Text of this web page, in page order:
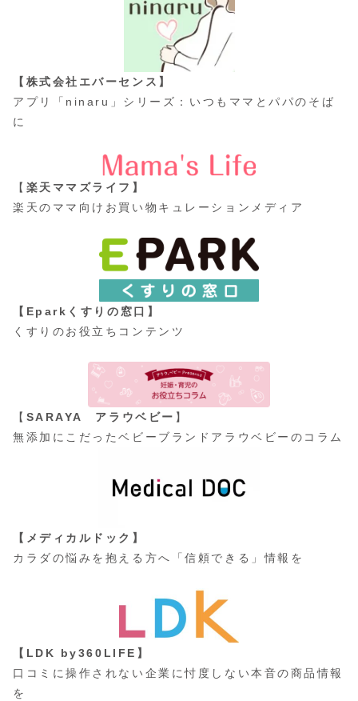
【株式会社エバーセンス】
アプリ「ninaru」シリーズ：いつもママとパパのそば
に
【 楽天ママズライフ】
楽天のママ向けお買い物キュレーションメディア
【Eparkくすりの窓口】
くすりのお役立ちコンテンツ
【 SARAYA アラウベビー 】
無添加にこだったベビーブランドアラウベビーのコラム
【メディカルドック】
カラダの悩みを抱える方へ「信頼できる」情報を
【LDK by360LIFE】
口コミに操作されない企業に忖度しない本音の商品情報
を